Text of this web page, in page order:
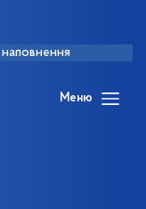
наповнення
Меню